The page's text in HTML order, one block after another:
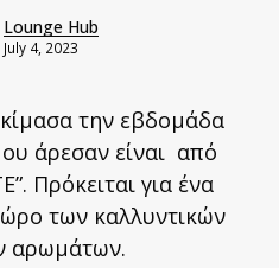
Lounge Hub
July 4, 2023
την εβδομάδα
άρεσαν είναι από
Πρόκειται για ένα
των καλλυντικών
αρωμάτων.